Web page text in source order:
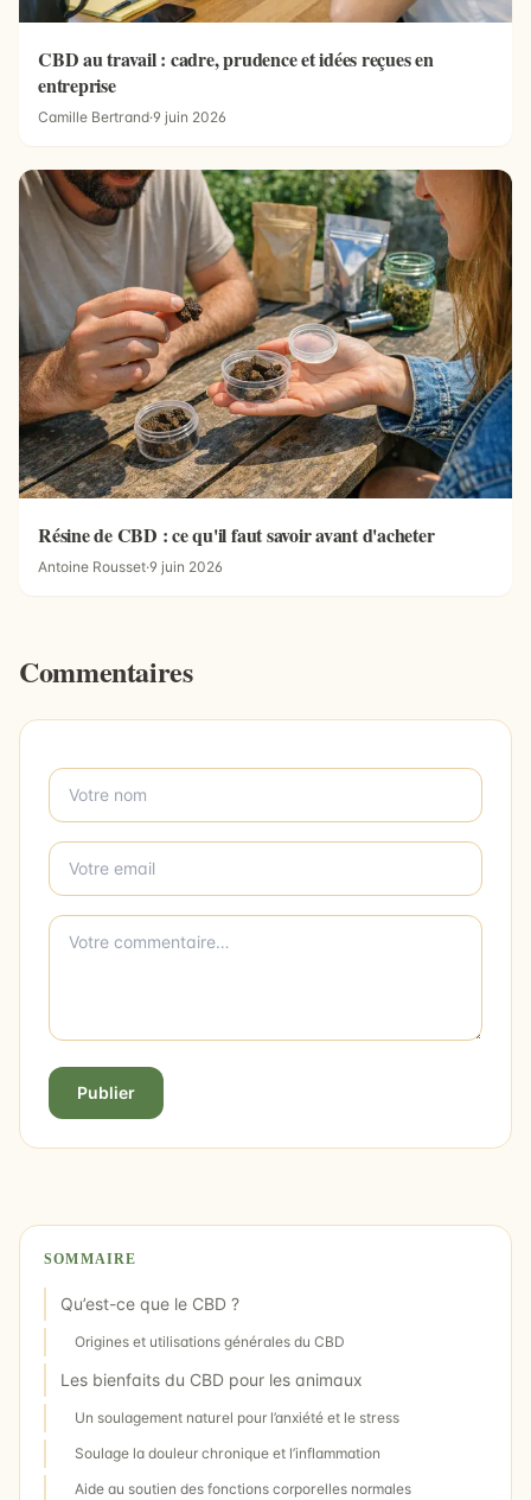
CBD au travail : cadre, prudence et idées reçues en
entreprise
Camille Bertrand·9 juin 2026
Résine de CBD : ce qu'il faut savoir avant d'acheter
Antoine Rousset·9 juin 2026
Commentaires
Publier
SOMMAIRE
Qu’est-ce que le CBD ?
Origines et utilisations générales du CBD
Les bienfaits du CBD pour les animaux
Un soulagement naturel pour l’anxiété et le stress
Soulage la douleur chronique et l’inflammation
Aide au soutien des fonctions corporelles normales